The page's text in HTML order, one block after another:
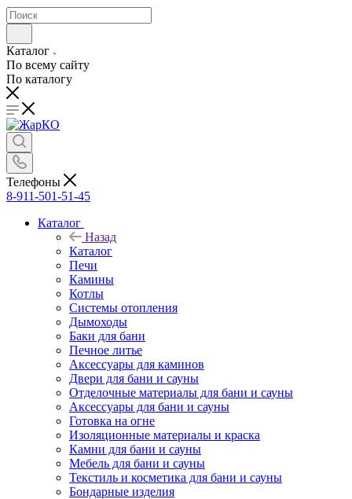
Каталог
По всему сайту
По каталогу
Телефоны
8-911-501-51-45
Каталог
Назад
Каталог
Печи
Камины
Котлы
Системы отопления
Дымоходы
Баки для бани
Печное литье
Аксессуары для каминов
Двери для бани и сауны
Отделочные материалы для бани и сауны
Аксессуары для бани и сауны
Готовка на огне
Изоляционные материалы и краска
Камни для бани и сауны
Мебель для бани и сауны
Текстиль и косметика для бани и сауны
Бондарные изделия